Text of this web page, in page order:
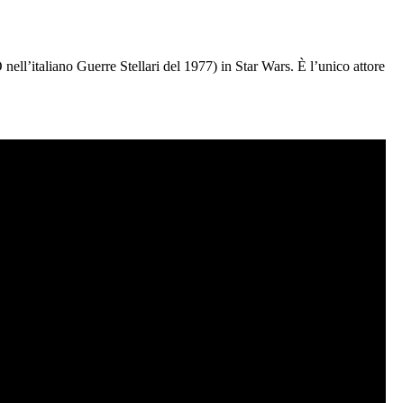
Guerre Stellari del 1977) in Star Wars. È l’unico attore